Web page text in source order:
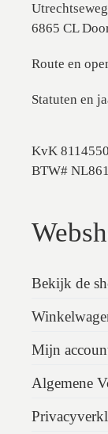
6865 CL
Route en
Statuten en
KvK
BTW#
Bekijk de
Mijn
Algemene